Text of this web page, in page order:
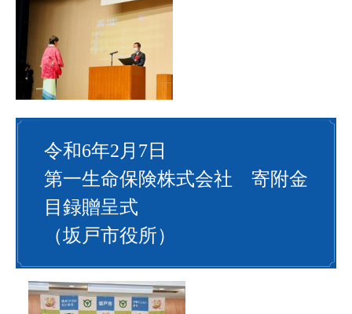
令和6年2月7日
第一生命保険株式会社 寄附金
目録贈呈式
（坂戸市役所）